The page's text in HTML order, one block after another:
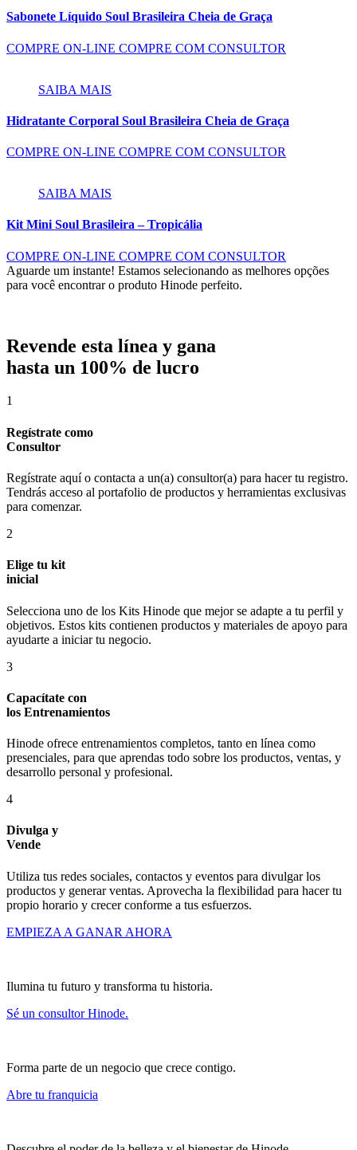
Sabonete Líquido Soul Brasileira Cheia de Graça
COMPRE ON-LINE COMPRE COM CONSULTOR
SAIBA MAIS
Hidratante Corporal Soul Brasileira Cheia de Graça
COMPRE ON-LINE COMPRE COM CONSULTOR
SAIBA MAIS
Kit Mini Soul Brasileira – Tropicália
COMPRE ON-LINE COMPRE COM CONSULTOR
Aguarde um instante! Estamos selecionando as melhores opções
para você encontrar o produto Hinode perfeito.
Revende esta línea y gana
hasta un 100% de lucro
1
Regístrate como
Consultor
Regístrate aquí o contacta a un(a) consultor(a) para hacer tu registro.
Tendrás acceso al portafolio de productos y herramientas exclusivas
para comenzar.
2
Elige tu kit
inicial
Selecciona uno de los Kits Hinode que mejor se adapte a tu perfil y
objetivos. Estos kits contienen productos y materiales de apoyo para
ayudarte a iniciar tu negocio.
3
Capacítate con
los Entrenamientos
Hinode ofrece entrenamientos completos, tanto en línea como
presenciales, para que aprendas todo sobre los productos, ventas, y
desarrollo personal y profesional.
4
Divulga y
Vende
Utiliza tus redes sociales, contactos y eventos para divulgar los
productos y generar ventas. Aprovecha la flexibilidad para hacer tu
propio horario y crecer conforme a tus esfuerzos.
EMPIEZA A GANAR AHORA
Ilumina tu futuro y transforma tu historia.
Sé un consultor Hinode.
Forma parte de un negocio que crece contigo.
Abre tu franquicia